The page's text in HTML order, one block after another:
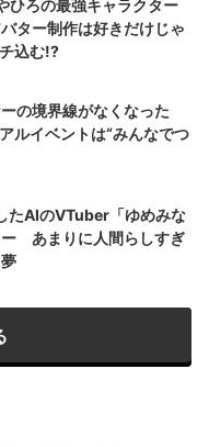
ひろの最強キャラクター
ター制作は好きだけじゃ
込む!?
の境界線がなくなった
ルイベントは“みんなでつ
たAIのVTuber「ゆめみな
あまりに人間らしすぎ